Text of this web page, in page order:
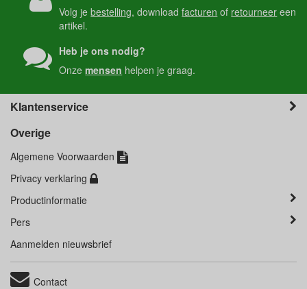
Volg jebestelling, downloadfacturen of retourneer een
artikel.
Heb je ons nodig?
Onzemensen helpen je graag.
Klantenservice
Overige
Algemene Voorwaarden
Privacy verklaring
Productinformatie
Pers
Aanmelden nieuwsbrief
Contact